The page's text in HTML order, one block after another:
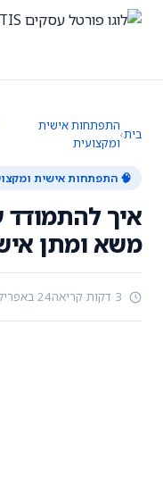
בית›
התפתחות אישית
ומקצועית
🧠 התפתחות אישית
איך להתמודד
משא ומתן
24 באפריל 2025